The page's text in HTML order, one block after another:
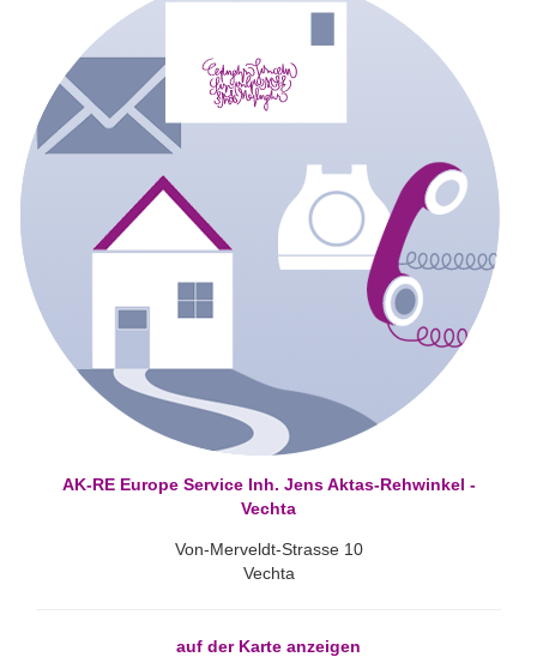
AK-RE Europe Service Inh. Jens Aktas-Rehwinkel -
Vechta
Von-Merveldt-Strasse 10
Vechta
auf der Karte anzeigen